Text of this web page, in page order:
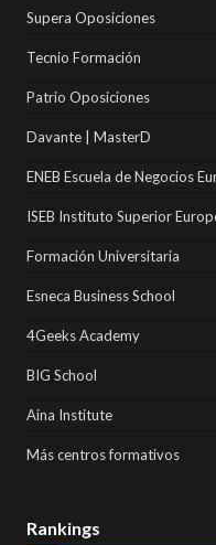
Supera Oposiciones
Tecnio Formación
Patrio Oposiciones
Davante | MasterD
ENEB Escuela de Negocios
ISEB Instituto Superior
Formación Universitaria
Esneca Business School
4Geeks Academy
BIG School
Aina Institute
Más centros formativos
Rankings